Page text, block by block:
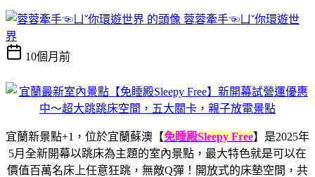
蓉蓉牽手☜ㄩˇ你環遊世
界
10個月前
宜蘭新景點+1，位於宜蘭蘇澳【免睡殿Sleepy Free】是2025年
5月全新開幕以跳床為主題的室內景點，最大特色就是可以在
價值百萬名床上任意狂跳，無敵Q彈！開放式的床墊空間，共